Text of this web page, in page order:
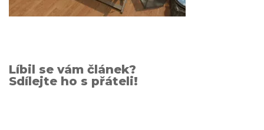
Líbil se vám článek?
Sdílejte ho s přáteli!